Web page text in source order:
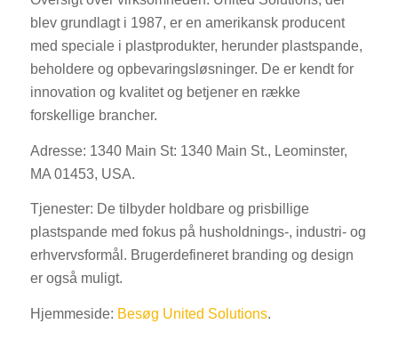
blev grundlagt i 1987, er en amerikansk producent
med speciale i plastprodukter, herunder plastspande,
beholdere og opbevaringsløsninger. De er kendt for
innovation og kvalitet og betjener en række
forskellige brancher.
Adresse: 1340 Main St: 1340 Main St., Leominster,
MA 01453, USA.
Tjenester: De tilbyder holdbare og prisbillige
plastspande med fokus på husholdnings-, industri- og
erhvervsformål. Brugerdefineret branding og design
er også muligt.
Hjemmeside: Besøg United Solutions.